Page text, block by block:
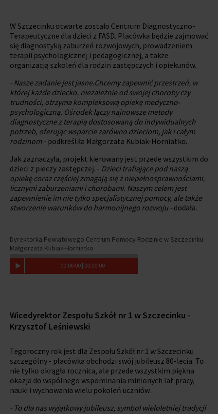
W Szczecinku otwarte zostało Centrum Diagnostyczno-
Terapeutyczne dla dzieci z FASD. Placówka będzie zajmować
się diagnostyką zaburzeń rozwojowych, prowadzeniem
terapii psychologicznej i pedagogicznej, a także
organizacją szkoleń dla rodzin zastępczych i opiekunów.
- Nasze zadanie jest jasne.Chcemy zapewnić przestrzeń, w
której każde dziecko, niezależnie od swojej choroby czy
trudności, otrzyma kompleksową opiekę medyczno-
psychologiczną. Ośrodek łączy najnowsze metody
diagnostyczne z terapią dostosowaną do indywidualnych
potrzeb, oferując wsparcie zarówno dzieciom, jak i całym
rodzinom- podkreśliła Małgorzata Kubiak-Horniatko.
Jak zaznaczyła, projekt kierowany jest przede wszystkim do
dzieci z pieczy zastępczej. - Dzieci trafiające pod naszą
opiekę coraz częściej zmagają się z niepełnosprawnościami,
licznymi zaburzeniami i chorobami. Naszym celem jest
zapewnienie im nie tylko specjalistycznej pomocy, ale także
stworzenie warunków do harmonijnego rozwoju - dodała.
Dyrektorka Powiatowego Centrum Pomocy Rodzinie w Szczecinku -
Małgorzata Kubiak-Horniatko
00:00:00 | 00:00:00
Wicedyrektor Zespołu Szkół nr 1 w Szczecinku -
Krzysztof Leśniewski
Tegoroczny rok jest dla Zespołu Szkół nr 1 w Szczecinku
szczególny - placówka obchodzi swój jubileusz 80-lecia. To
nie tylko okrągła rocznica, ale przede wszystkim piękna
okazja do wspólnego wspominania minionych lat pracy,
nauki i wychowania wielu pokoleń uczniów.
- To dla nas wyjątkowy jubileusz, symbol wieloletniej tradycji